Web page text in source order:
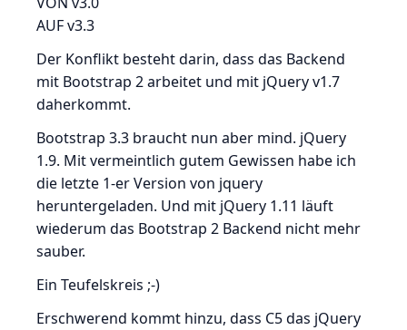
AUF v3.3
Der Konflikt besteht darin, dass das Backend
mit Bootstrap 2 arbeitet und mit jQuery v1.7
daherkommt.
Bootstrap 3.3 braucht nun aber mind. jQuery
1.9. Mit vermeintlich gutem Gewissen habe ich
die letzte 1-er Version von jquery
heruntergeladen. Und mit jQuery 1.11 läuft
wiederum das Bootstrap 2 Backend nicht mehr
sauber.
Ein Teufelskreis ;-)
Erschwerend kommt hinzu, dass C5 das jQuery